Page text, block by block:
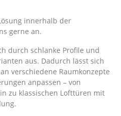
innerhalb der
gerne an.
durch schlanke Profile und
aus. Dadurch lässt sich
verschiedene Raumkonzepte
anpassen – von
zu klassischen Lofttüren mit